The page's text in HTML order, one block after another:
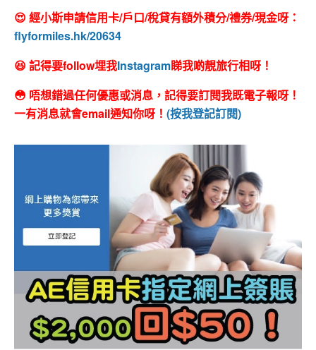
😍 經小斯申請信用卡/戶口/稅貸有額外積分/禮券/現金呀：
flyformiles.hk/20634
😆 記得要follow埋我Instagram睇我啲靚旅行相呀！
😳 唔想錯過任何優惠或消息，記得要訂閱我既電子報呀！
一有消息就會email通知你呀！ (按我登記訂閱)